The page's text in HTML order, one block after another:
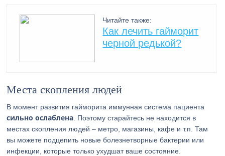
Читайте также:
Как лечить гайморит
черной редькой?
Места скопления людей
В момент развития гайморита иммунная система пациента
сильно ослаблена . Поэтому старайтесь не находится в
местах скопления людей – метро, магазины, кафе и т.п. Там
вы можете подцепить новые болезнетворные бактерии или
инфекции, которые только ухудшат ваше состояние.